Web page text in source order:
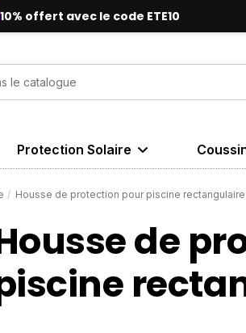
10% offert avec le code ETE10
✓
Protection Solaire
Housse de protection pour piscine rectangulaire
de